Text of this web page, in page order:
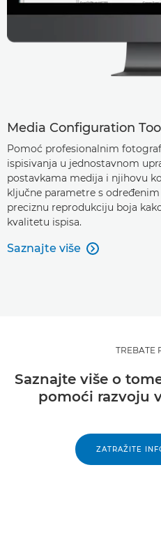
Media Configuration Tool
Pomoć profesionalnim
ispisivanja u jednostavnom
postavkama medija i njihovu
ključne parametre s
preciznu reprodukciju boja
kvalitetu ispisa.
Saznajte više 
TREBATE
Saznajte više o
pomoći razvoju
ZATRAŽITE